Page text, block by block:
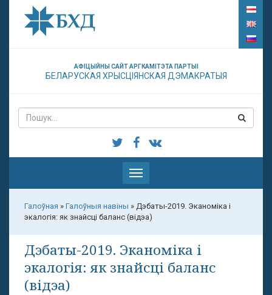
АФІЦЫЙНЫ САЙТ АРГКАМІТЭТА ПАРТЫІ
БЕЛАРУСКАЯ ХРЫСЦІЯНСКАЯ ДЭМАКРАТЫЯ
Паказаць
меню
Галоўная » Галоўныя навіны » Дэбаты-2019. Эканоміка і
экалогія: як знайсці баланс (відэа)
Дэбаты-2019. Эканоміка і
экалогія: як знайсці баланс
(відэа)